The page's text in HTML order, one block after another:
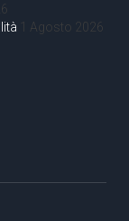
1 Agosto 2026